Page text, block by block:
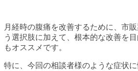
月経時の腹痛を改善するために、市
う選択肢に加えて、根本的な改善を
もオススメです。
特に、今回の相談者様のような症状